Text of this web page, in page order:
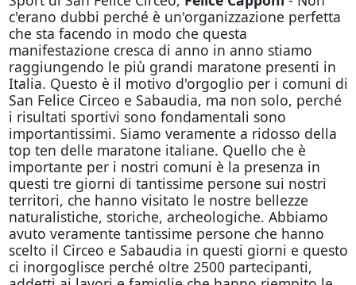
c'erano dubbi perché è un'organizzazione perfetta
che sta facendo in modo che questa
manifestazione cresca di anno in anno stiamo
raggiungendo le più grandi maratone presenti in
Italia. Questo è il motivo d'orgoglio per i comuni di
San Felice Circeo e Sabaudia, ma non solo, perché
i risultati sportivi sono fondamentali sono
importantissimi. Siamo veramente a ridosso della
top ten delle maratone italiane. Quello che è
importante per i nostri comuni è la presenza in
questi tre giorni di tantissime persone sui nostri
territori, che hanno visitato le nostre bellezze
naturalistiche, storiche, archeologiche. Abbiamo
avuto veramente tantissime persone che hanno
scelto il Circeo e Sabaudia in questi giorni e questo
ci inorgoglisce perché oltre 2500 partecipanti,